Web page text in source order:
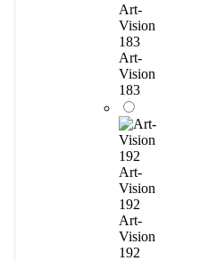
Art-
Vision
183
Art-
Vision
183
Art-
Vision
192
Art-
Vision
192